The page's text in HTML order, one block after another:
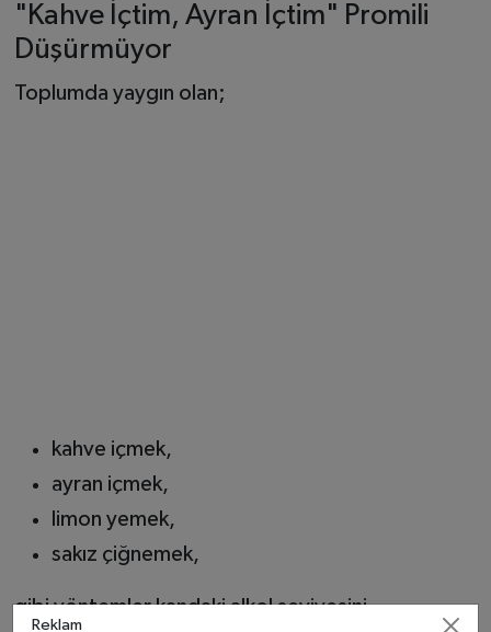
"Kahve İçtim, Ayran İçtim" Promili
Düşürmüyor
Toplumda yaygın olan;
kahve içmek,
ayran içmek,
limon yemek,
sakız çiğnemek,
gibi yöntemler kandaki alkol seviyesini
Reklam